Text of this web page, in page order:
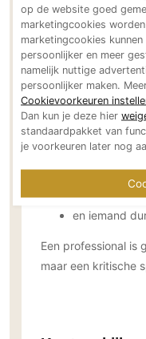
Technologie
Audio/Video
Thuisbioscoop
Domotica
Mirror TV
Fitnessapparatuur
Wifi
Aannemers Interieur
Akoestiek
Binnenzwembaden
Vaagheid in
Stap 5:
De beste
maar ook
en iemand
Een professional is
maar een kritische
op de website goed
marketingcookies
marketingcookies
persoonlijker en meer
namelijk nuttige
persoonlijker maken.
Cookievoorkeuren
Dan kun je deze hier
standaardpakket van
je voorkeuren later nog